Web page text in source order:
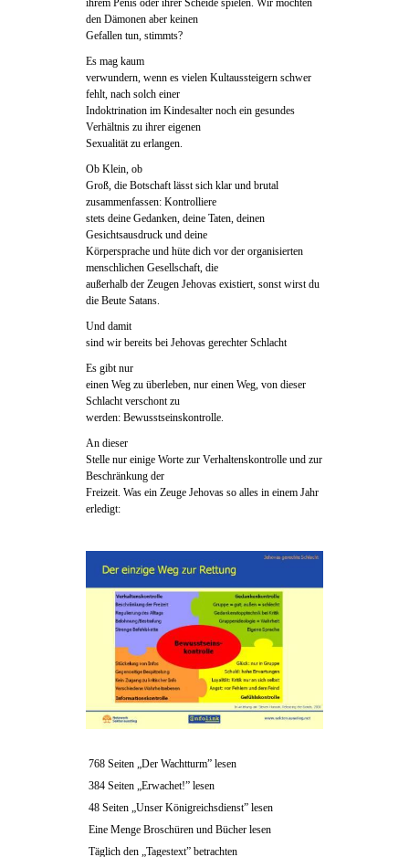
ihrem Penis oder ihrer Scheide spielen. Wir möchten
den Dämonen aber keinen
Gefallen tun, stimmts?
Es mag kaum
verwundern, wenn es vielen Kultaussteigern schwer
fehlt, nach solch einer
Indoktrination im Kindesalter noch ein gesundes
Verhältnis zu ihrer eigenen
Sexualität zu erlangen.
Ob Klein, ob
Groß, die Botschaft lässt sich klar und brutal
zusammenfassen: Kontrolliere
stets deine Gedanken, deine Taten, deinen
Gesichtsausdruck und deine
Körpersprache und hüte dich vor der organisierten
menschlichen Gesellschaft, die
außerhalb der Zeugen Jehovas existiert, sonst wirst du
die Beute Satans.
Und damit
sind wir bereits bei Jehovas gerechter Schlacht
Es gibt nur
einen Weg zu überleben, nur einen Weg, von dieser
Schlacht verschont zu
werden: Bewusstseinskontrolle.
An dieser
Stelle nur einige Worte zur Verhaltenskontrolle und zur
Beschränkung der
Freizeit. Was ein Zeuge Jehovas so alles in einem Jahr
erledigt:
768 Seiten „Der Wachtturm” lesen
384 Seiten „Erwachet!” lesen
48 Seiten „Unser Königreichsdienst” lesen
Eine Menge Broschüren und Bücher lesen
Täglich den „Tagestext” betrachten